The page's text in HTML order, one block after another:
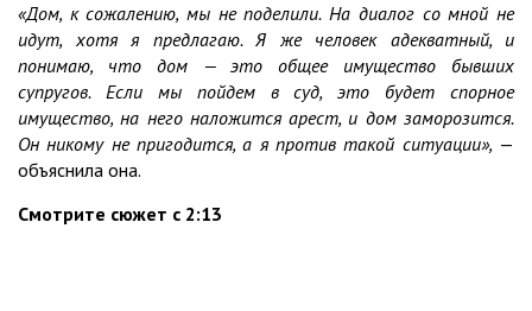
«Дом, к сожалению, мы не поделили. На диалог со мной не
идут, хотя я предлагаю. Я же человек адекватный, и
понимаю, что дом — это общее имущество бывших
супругов. Если мы пойдем в суд, это будет спорное
имущество, на него наложится арест, и дом заморозится.
Он никому не пригодится, а я против такой ситуации», —
объяснила она.
Смотрите сюжет с 2:13